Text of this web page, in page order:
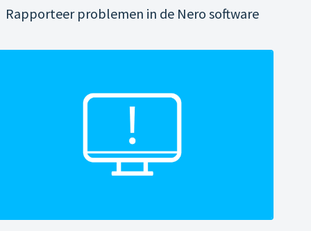
Rapporteer problemen in de Nero software